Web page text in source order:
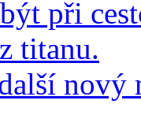
při
titanu.
nový